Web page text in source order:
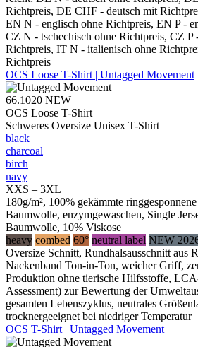
Richtpreis, DE CHF - deutsch mit
EN N - englisch ohne Richtpreis, EN P -
CZ N - tschechisch ohne Richtpreis, CZ P
Richtpreis, IT N - italienisch ohne
Richtpreis
OCS Loose T-Shirt | Untagged Movement
66.1020 NEW
OCS Loose T-Shirt
Schweres Oversize Unisex T-Shirt
black
charcoal
birch
navy
XXS – 3XL
180g/m², 100% gekämmte
Baumwolle, enzymgewaschen, Single
Baumwolle, 10% Viskose
heavy combed 60° neutral label NEW
Oversize Schnitt, Rundhalsausschnitt aus
Nackenband Ton-in-Ton, weicher Griff,
Produktion ohne tierische Hilfsstoffe,
Assessment) zur Bewertung der
gesamten Lebenszyklus, neutrales
trocknergeeignet bei niedriger Temperatur
OCS T-Shirt | Untagged Movement